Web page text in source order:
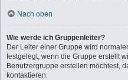
Nach oben
Wie werde ich Gruppenleiter?
Der Leiter einer Gruppe wird
festgelegt, wenn die Gruppe erstellt
Benutzergruppe erstellen möchtest,
kontaktieren.